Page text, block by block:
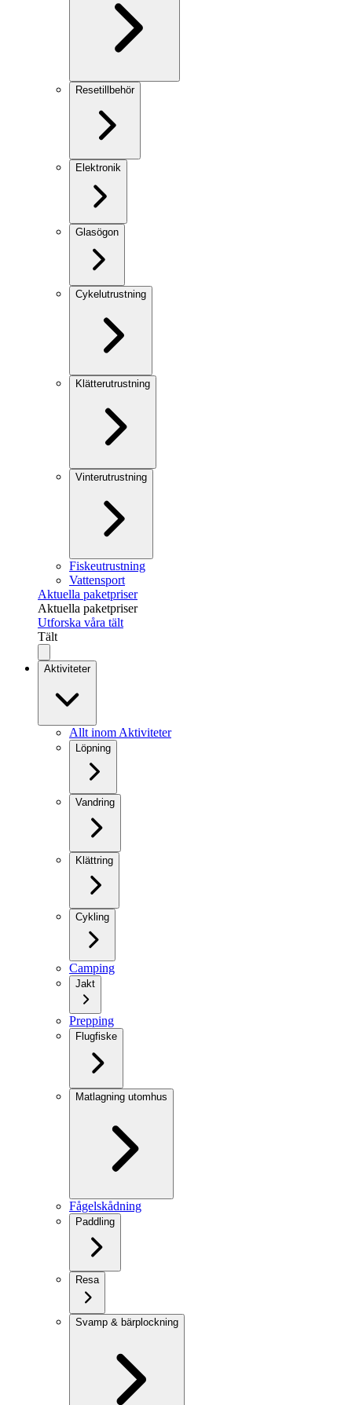
Resetillbehör
Elektronik
Glasögon
Cykelutrustning
Klätterutrustning
Vinterutrustning
Fiskeutrustning
Vattensport
Aktuella paketpriser
Aktuella paketpriser
Utforska våra tält
Tält
Aktiviteter
Allt inom Aktiviteter
Löpning
Vandring
Klättring
Cykling
Camping
Jakt
Prepping
Flugfiske
Matlagning utomhus
Fågelskådning
Paddling
Resa
Svamp & bärplockning